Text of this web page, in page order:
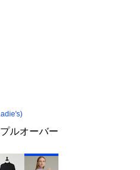
ルオーバー